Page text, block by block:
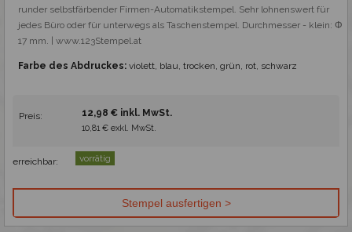
runder selbstfärbender Firmen-Automatikstempel. Sehr lohnenswert für
jedes Büro oder für unterwegs als Taschenstempel. Durchmesser - klein: Φ
17 mm. | www.123Stempel.at
Farbe des Abdruckes: violett, blau, trocken, grün, rot, schwarz
Preis: 12,98 € inkl. MwSt.
10,81 € exkl. MwSt.
erreichbar: vorrätig